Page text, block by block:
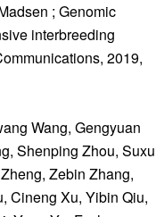
; Genomic
interbreeding
2019,
Wang, Gengyuan
Shenping Zhou, Suxu
Zebin Zhang,
Cineng Xu, Yibin Qiu,